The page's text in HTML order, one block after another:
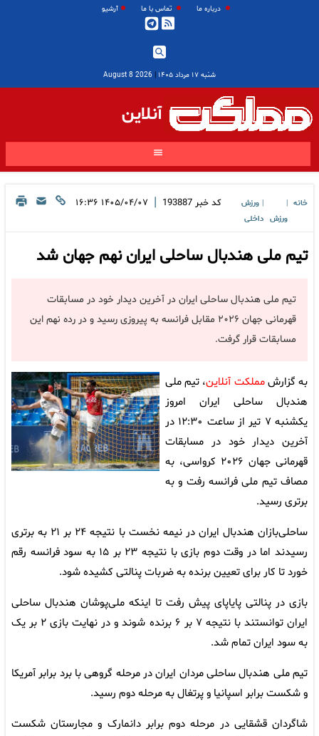
درباره ما تماس با ما آرشیو
شنبه ۱۷ مرداد ۱۴۰۵ |
2026 August 8
آنلاین
خانه
ورزش
ورزش
داخلی
کد خبر 193887
| ۱۴۰۵/۰۴/۰۷ ۱۶:۳۶
تیم ملی هندبال ساحلی ایران نهم جهان شد
تیم ملی هندبال ساحلی ایران در آخرین دیدار خود در مسابقات
قهرمانی جهان ۲۰۲۶ مقابل فرانسه به پیروزی رسید و در رده نهم این
مسابقات قرار گرفت.
به گزارشمملکت آنلاین، تیم ملی
هندبال ساحلی ایران امروز
یکشنبه ۷ تیر از ساعت ۱۲:۳۰ در
آخرین دیدار خود در مسابقات
قهرمانی جهان ۲۰۲۶ کرواسی، به
مصاف تیم ملی فرانسه رفت و به
برتری رسید.
ساحلی‌بازان هندبال ایران در نیمه نخست با نتیجه ۲۴ بر ۲۱ به برتری
رسیدند اما در وقت دوم بازی با نتیجه ۲۳ بر ۱۵ به سود فرانسه رقم
خورد تا کار برای تعیین برنده به ضربات پنالتی کشیده شود.
بازی در پنالتی‌ پایاپای پیش رفت تا اینکه ملی‌پوشان هندبال ساحلی
ایران توانستند با نتیجه ۷ بر ۶ برنده شوند و در نهایت بازی ۲ بر یک
به سود ایران تمام شد.
تیم ملی هندبال ساحلی مردان ایران در مرحله گروهی با برد برابر آمریکا
و شکست برابر اسپانیا و پرتغال به مرحله دوم رسید.
شاگردان قشقایی در مرحله دوم برابر دانمارک و مجارستان شکست